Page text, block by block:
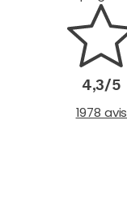
4,3/5
1978 avis